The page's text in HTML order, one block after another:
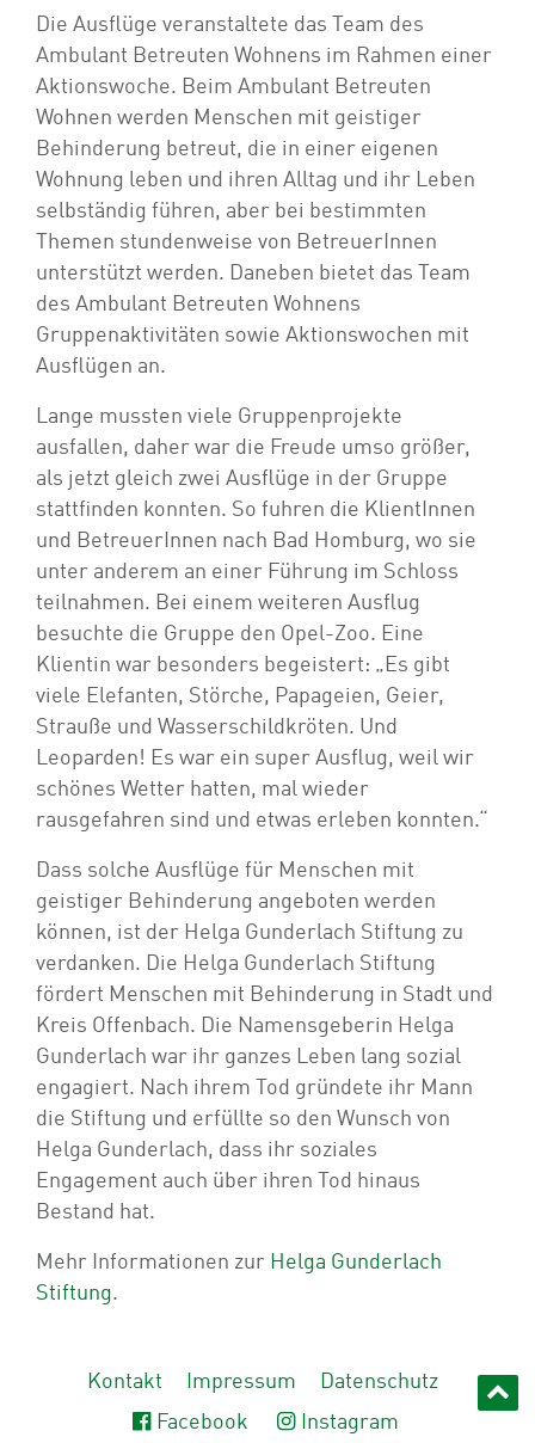
Die Ausflüge veranstaltete das Team des
Ambulant Betreuten Wohnens im Rahmen einer
Aktionswoche. Beim Ambulant Betreuten
Wohnen werden Menschen mit geistiger
Behinderung betreut, die in einer eigenen
Wohnung leben und ihren Alltag und ihr Leben
selbständig führen, aber bei bestimmten
Themen stundenweise von BetreuerInnen
unterstützt werden. Daneben bietet das Team
des Ambulant Betreuten Wohnens
Gruppenaktivitäten sowie Aktionswochen mit
Ausflügen an.
Lange mussten viele Gruppenprojekte
ausfallen, daher war die Freude umso größer,
als jetzt gleich zwei Ausflüge in der Gruppe
stattfinden konnten. So fuhren die KlientInnen
und BetreuerInnen nach Bad Homburg, wo sie
unter anderem an einer Führung im Schloss
teilnahmen. Bei einem weiteren Ausflug
besuchte die Gruppe den Opel-Zoo. Eine
Klientin war besonders begeistert: „Es gibt
viele Elefanten, Störche, Papageien, Geier,
Strauße und Wasserschildkröten. Und
Leoparden! Es war ein super Ausflug, weil wir
schönes Wetter hatten, mal wieder
rausgefahren sind und etwas erleben konnten.“
Dass solche Ausflüge für Menschen mit
geistiger Behinderung angeboten werden
können, ist der Helga Gunderlach Stiftung zu
verdanken. Die Helga Gunderlach Stiftung
fördert Menschen mit Behinderung in Stadt und
Kreis Offenbach. Die Namensgeberin Helga
Gunderlach war ihr ganzes Leben lang sozial
engagiert. Nach ihrem Tod gründete ihr Mann
die Stiftung und erfüllte so den Wunsch von
Helga Gunderlach, dass ihr soziales
Engagement auch über ihren Tod hinaus
Bestand hat.
Mehr Informationen zur Helga Gunderlach
Stiftung.
Kontakt Impressum
Datenschutz
Facebook
Instagram